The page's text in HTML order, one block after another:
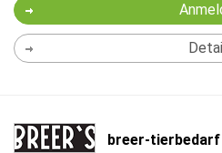
breer-tierbedarf